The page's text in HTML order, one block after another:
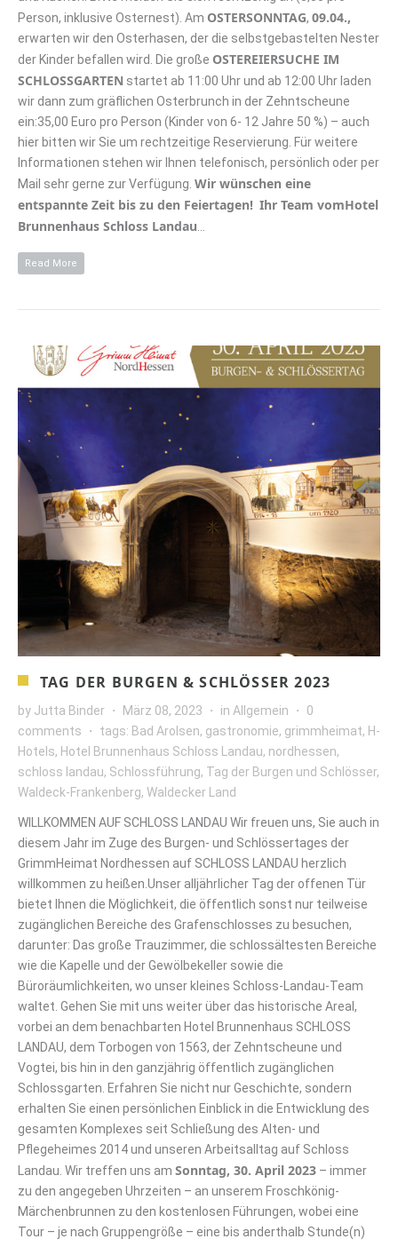
Person, inklusive Osternest). Am OSTERSONNTAG, 09.04.,
erwarten wir den Osterhasen, der die selbstgebastelten Nester
der Kinder befallen wird. Die große OSTEREIERSUCHE IM
SCHLOSSGARTEN startet ab 11:00 Uhr und ab 12:00 Uhr laden
wir dann zum gräflichen Osterbrunch in der Zehntscheune
ein:35,00 Euro pro Person (Kinder von 6- 12 Jahre 50 %) – auch
hier bitten wir Sie um rechtzeitige Reservierung. Für weitere
Informationen stehen wir Ihnen telefonisch, persönlich oder per
Mail sehr gerne zur Verfügung. Wir wünschen eine
entspannte Zeit bis zu den Feiertagen! Ihr Team vomHotel
Brunnenhaus Schloss Landau
Read More
TAG DER BURGEN & SCHLÖSSER 2023
by Jutta Binder März 08, 2023 in Allgemein
0
comments
tags: Bad Arolsen, gastronomie, grimmheimat, H-
Hotels, Hotel Brunnenhaus Schloss Landau, nordhessen,
schloss landau, Schlossführung, Tag der Burgen und Schlösser,
Waldeck-Frankenberg, Waldecker Land
WILLKOMMEN AUF SCHLOSS LANDAU Wir freuen uns, Sie auch in
diesem Jahr im Zuge des Burgen- und Schlössertages der
GrimmHeimat Nordhessen auf SCHLOSS LANDAU herzlich
willkommen zu heißen.Unser alljährlicher Tag der offenen Tür
bietet Ihnen die Möglichkeit, die öffentlich sonst nur teilweise
zugänglichen Bereiche des Grafenschlosses zu besuchen,
darunter: Das große Trauzimmer, die schlossältesten Bereiche
wie die Kapelle und der Gewölbekeller sowie die
Büroräumlichkeiten, wo unser kleines Schloss-Landau-Team
waltet. Gehen Sie mit uns weiter über das historische Areal,
vorbei an dem benachbarten Hotel Brunnenhaus SCHLOSS
LANDAU, dem Torbogen von 1563, der Zehntscheune und
Vogtei, bis hin in den ganzjährig öffentlich zugänglichen
Schlossgarten. Erfahren Sie nicht nur Geschichte, sondern
erhalten Sie einen persönlichen Einblick in die Entwicklung des
gesamten Komplexes seit Schließung des Alten- und
Pflegeheimes 2014 und unseren Arbeitsalltag auf Schloss
Landau. Wir treffen uns am Sonntag, 30. April 2023 – immer
zu den angegeben Uhrzeiten – an unserem Froschkönig-
Märchenbrunnen zu den kostenlosen Führungen, wobei eine
Tour – je nach Gruppengröße – eine bis anderthalb Stunde(n)